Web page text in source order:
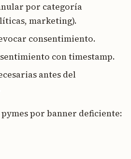
por categoría
marketing).
consentimiento.
con timestamp.
antes del
por banner deficiente: